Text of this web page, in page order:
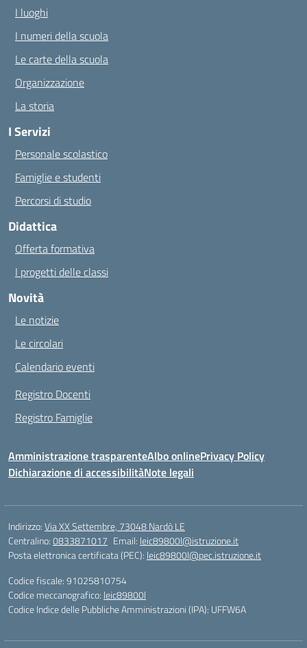
I luoghi
I numeri della scuola
Le carte della scuola
Organizzazione
La storia
I Servizi
Personale scolastico
Famiglie e studenti
Percorsi di studio
Didattica
Offerta formativa
I progetti delle classi
Novità
Le notizie
Le circolari
Calendario eventi
Registro Docenti
Registro Famiglie
Amministrazione trasparenteAlbo onlinePrivacy Policy
Dichiarazione di accessibilitàNote legali
Indirizzo:Via XX Settembre, 73048 Nardò LE
Centralino:0833871017 Email: leic89800l@istruzione.it
Posta elettronica certificata (PEC): leic89800l@pec.istruzione.it
Codice fiscale: 91025810754
Codice meccanografico: leic89800l
Codice Indice delle Pubbliche Amministrazioni (IPA): UFFW6A